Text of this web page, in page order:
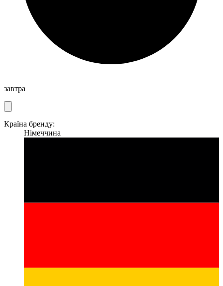
завтра
Країна бренду:
Німеччина